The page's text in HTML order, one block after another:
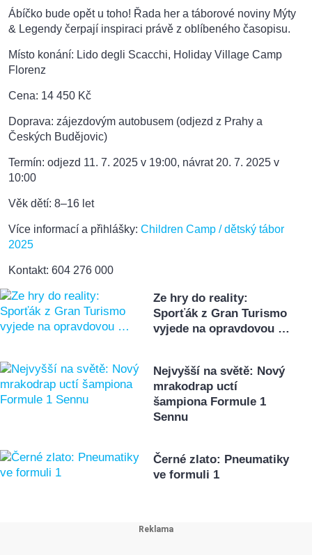
Ábíčko bude opět u toho! Řada her a táborové noviny Mýty
& Legendy čerpají inspiraci právě z oblíbeného časopisu.
Místo konání: Lido degli Scacchi, Holiday Village Camp
Florenz
Cena: 14 450 Kč
Doprava: zájezdovým autobusem (odjezd z Prahy a
Českých Budějovic)
Termín: odjezd 11. 7. 2025 v 19:00, návrat 20. 7. 2025 v
10:00
Věk dětí: 8–16 let
Více informací a přihlášky: Children Camp / dětský tábor
2025
Kontakt: 604 276 000
Ze hry do reality:
Sporťák z Gran Turismo
vyjede na opravdovou …
Nejvyšší na světě: Nový
mrakodrap uctí
šampiona Formule 1
Sennu
Černé zlato: Pneumatiky
ve formuli 1